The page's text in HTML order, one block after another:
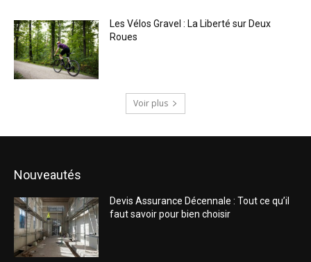
Les Vélos Gravel : La Liberté sur Deux
Roues
Voir plus
Nouveautés
Devis Assurance Décennale : Tout ce qu’il
faut savoir pour bien choisir